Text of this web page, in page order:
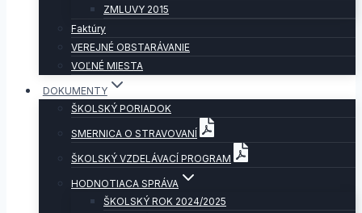
ZMLUVY 2015
Faktúry
VEREJNÉ OBSTARÁVANIE
VOĽNÉ MIESTA
DOKUMENTY
ŠKOLSKÝ PORIADOK
SMERNICA O STRAVOVANÍ
ŠKOLSKÝ VZDELÁVACÍ PROGRAM
HODNOTIACA SPRÁVA
ŠKOLSKÝ ROK 2024/2025